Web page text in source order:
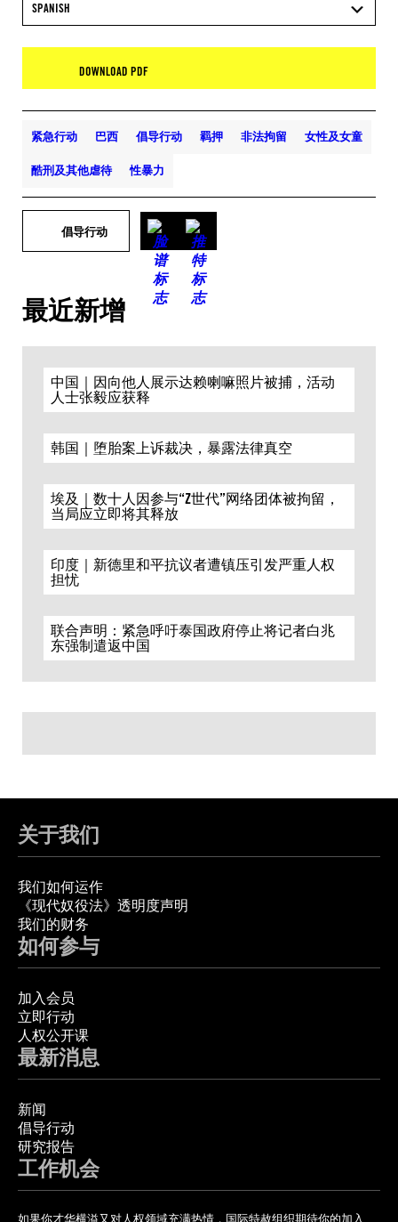
SPANISH
DOWNLOAD PDF
紧急行动 巴西 倡导行动 羁押 非法拘留 女性及女童
酷刑及其他虐待 性暴力
倡导行动
最近新增
中国｜因向他人展示达赖喇嘛照片被捕，活动
人士张毅应获释
韩国｜堕胎案上诉裁决，暴露法律真空
埃及｜数十人因参与“Z世代”网络团体被拘留，
当局应立即将其释放
印度｜新德里和平抗议者遭镇压引发严重人权
担忧
联合声明：紧急呼吁泰国政府停止将记者白兆
东强制遣返中国
关于我们
我们如何运作
《现代奴役法》透明度声明
我们的财务
如何参与
加入会员
立即行动
人权公开课
最新消息
新闻
倡导行动
研究报告
工作机会
如果你才华横溢又对人权领域充满热情，国际特赦组织期待你的加入